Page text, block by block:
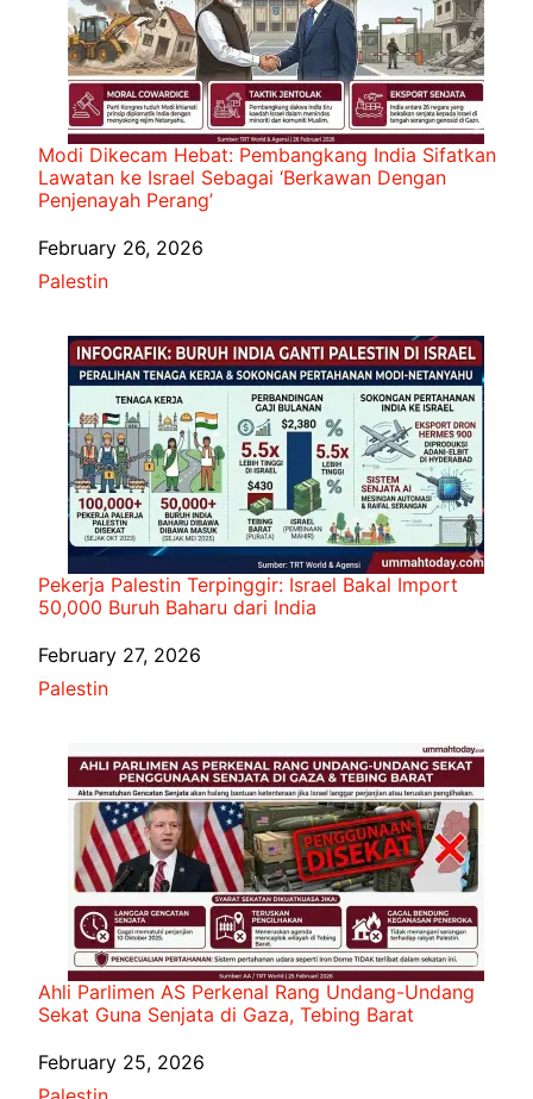
Modi Dikecam Hebat: Pembangkang India Sifatkan
Lawatan ke Israel Sebagai ‘Berkawan Dengan
Penjenayah Perang’
Date
February 26, 2026
In relation to
Palestin
Pekerja Palestin Terpinggir: Israel Bakal Import
50,000 Buruh Baharu dari India
Date
February 27, 2026
In relation to
Palestin
Ahli Parlimen AS Perkenal Rang Undang-Undang
Sekat Guna Senjata di Gaza, Tebing Barat
Date
February 25, 2026